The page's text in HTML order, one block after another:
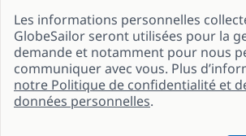
Les informations personnelles
GlobeSailor seront utilisées pour la
demande et notamment pour nous
communiquer avec vous. Plus
notre Politique de confidentialité et
données personnelles.